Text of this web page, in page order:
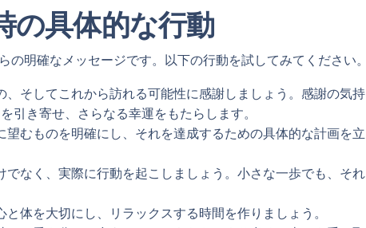
の具体的な行動
の明確なメッセージです。以下の行動を試してみてください。
、そしてこれから訪れる可能性に感謝しましょう。感謝の気持
引き寄せ、さらなる幸運をもたらします。
望むものを明確にし、それを達成するための具体的な計画を立
でなく、実際に行動を起こしましょう。小さな一歩でも、それ
と体を大切にし、リラックスする時間を作りましょう。